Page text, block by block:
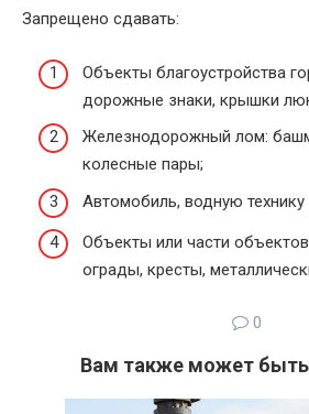
Запрещено сдавать:
Объекты благоустройства
дорожные знаки, крышки
Железнодорожный лом:
колесные пары;
Автомобиль, водную
Объекты или части объектов
ограды, кресты,
0
Вам также может быть